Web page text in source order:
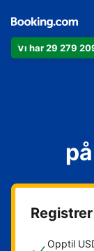
Vi har 29 279
Opptil